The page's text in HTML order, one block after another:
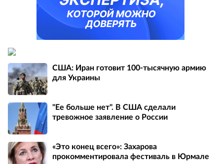
США: Иран готовит 100-тысячную армию
для Украины
"Ее больше нет". В США сделали
тревожное заявление о России
«Это конец всего»: Захарова
прокомментировала фестиваль в Юрмале